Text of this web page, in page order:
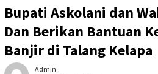
Bupati Askolani dan
Dan Berikan Bantuan
Banjir di Talang Kelapa
Admin